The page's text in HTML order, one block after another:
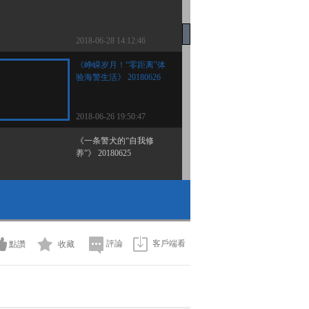
2018-06-28 14:12:46
《峥嵘岁月！“零距离”体
验海警生活》 20180626
2018-06-26 19:50:47
《一条警犬的“自我修
养”》 20180625
2018-06-25 13:52:49
點讚 收藏 評論 客戶端看